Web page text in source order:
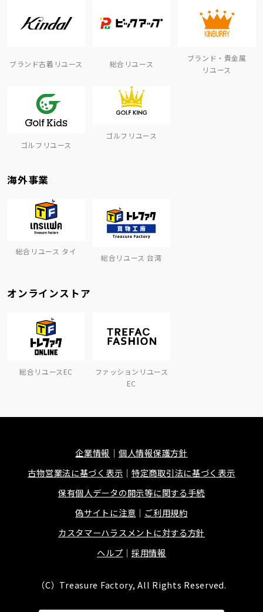
ブランド古着リユース 総合リユース
ブランド・貴金属
リユース
ゴルフリユース
ゴルフリユース
海外事業
総合リユース タイ
総合リユース 台湾
オンラインストア
総合リユースEC
ファッションリユース
EC
企業情報
個人情報保護方針
古物営業法に基づく表示
特定商取引法に基づく表示
保有個人データの開示等に関する手続
偽サイトに注意
ご利用規約
カスタマーハラスメントに対する方針
ヘルプ
採用情報
（C）Treasure Factory, All Rights Reserved.